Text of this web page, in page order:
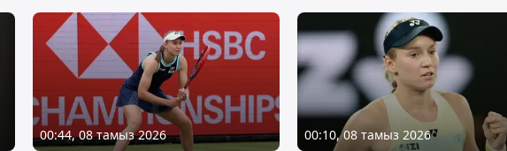
00:44, 08 тамыз 2026 00:10, 08 тамыз 2026